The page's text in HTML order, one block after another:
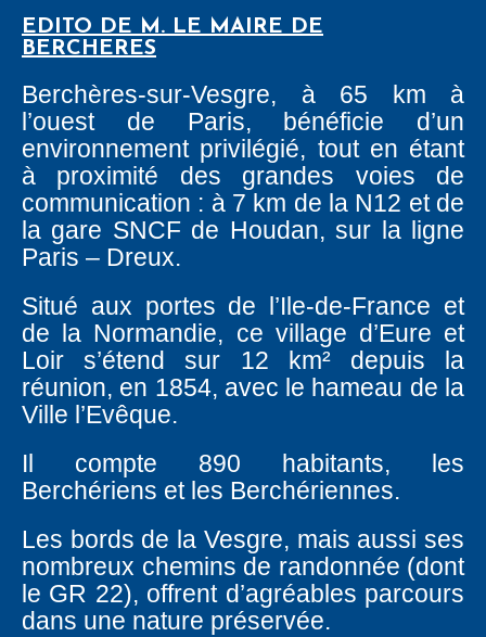
EDITO DE M. LE MAIRE DE
BERCHERES
Berchères-sur-Vesgre, à 65 km à
l’ouest de Paris, bénéficie d’un
environnement privilégié, tout en étant
à proximité des grandes voies de
communication : à 7 km de la N12 et de
la gare SNCF de Houdan, sur la ligne
Paris – Dreux.
Situé aux portes de l’Ile-de-France et
de la Normandie, ce village d’Eure et
Loir s’étend sur 12 km² depuis la
réunion, en 1854, avec le hameau de la
Ville l’Evêque.
Il compte 890 habitants, les
Berchériens et les Berchériennes.
Les bords de la Vesgre, mais aussi ses
nombreux chemins de randonnée (dont
le GR 22), offrent d’agréables parcours
dans une nature préservée.